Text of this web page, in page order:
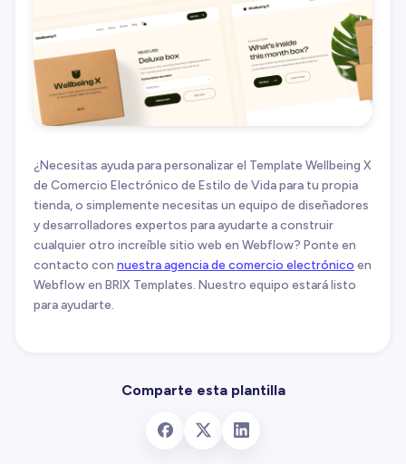
¿Necesitas ayuda para personalizar el Template Wellbeing X
de Comercio Electrónico de Estilo de Vida para tu propia
tienda, o simplemente necesitas un equipo de diseñadores
y desarrolladores expertos para ayudarte a construir
cualquier otro increíble sitio web en Webflow? Ponte en
contacto con nuestra agencia de comercio electrónico en
Webflow en BRIX Templates. Nuestro equipo estará listo
para ayudarte.
Comparte esta plantilla